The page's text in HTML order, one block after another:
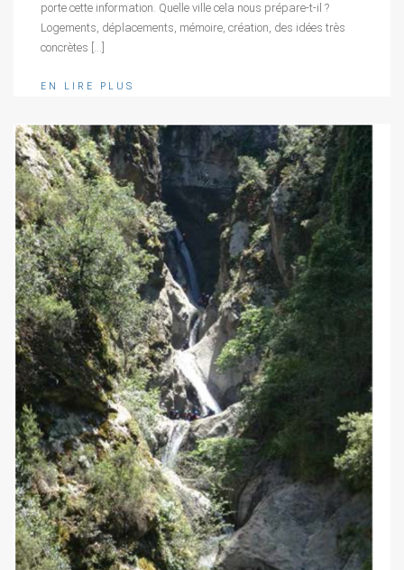
porte cette information. Quelle ville cela nous prépare-t-il ?
Logements, déplacements, mémoire, création, des idées très
concrètes […]
EN LIRE PLUS